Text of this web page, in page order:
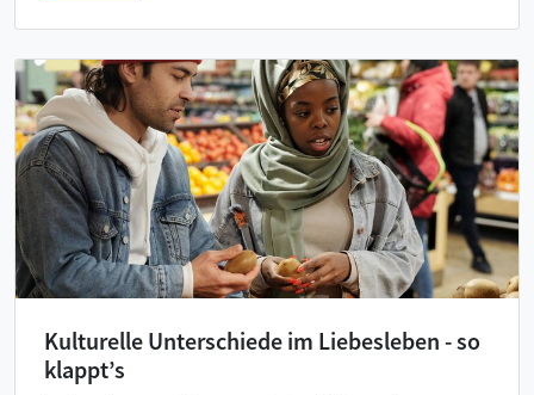
Kulturelle Unterschiede im Liebesleben - so
klappt’s